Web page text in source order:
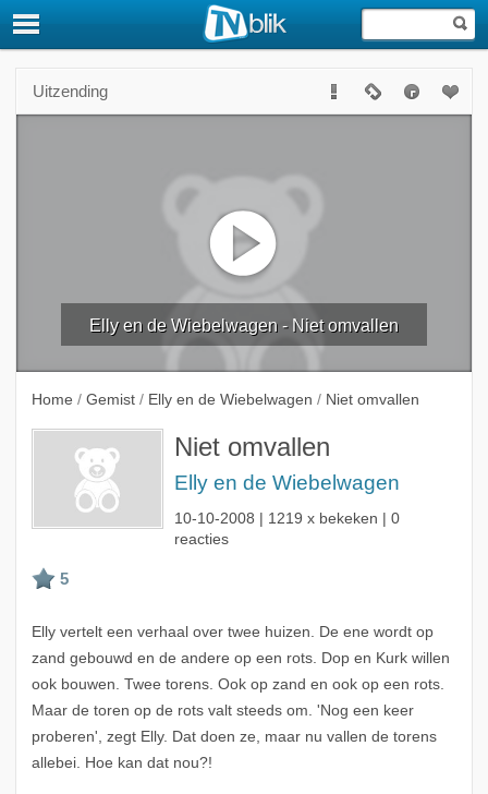
Uitzending
Elly en de Wiebelwagen - Niet omvallen
Home / Gemist / Elly en de Wiebelwagen / Niet omvallen
Niet omvallen
Elly en de Wiebelwagen
10-10-2008 | 1219 x bekeken | 0
reacties
Elly vertelt een verhaal over twee huizen. De ene wordt op
zand gebouwd en de andere op een rots. Dop en Kurk willen
ook bouwen. Twee torens. Ook op zand en ook op een rots.
Maar de toren op de rots valt steeds om. 'Nog een keer
proberen', zegt Elly. Dat doen ze, maar nu vallen de torens
allebei. Hoe kan dat nou?!